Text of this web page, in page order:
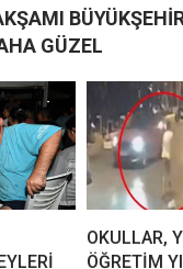
GÜZEL
OKULLAR,
ÖĞRETİM